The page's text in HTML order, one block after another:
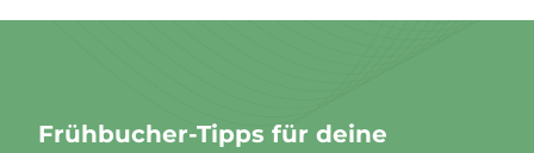
Frühbucher-Tipps für deine